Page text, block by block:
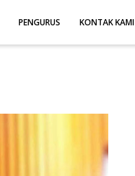
PENGURUS KONTAK KAMI